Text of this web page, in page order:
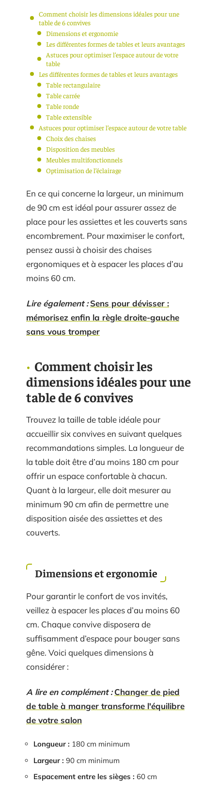
Comment choisir les dimensions idéales pour une
table de 6 convives
Dimensions et ergonomie
Les différentes formes de tables et leurs avantages
Astuces pour optimiser l’espace autour de votre
table
Les différentes formes de tables et leurs avantages
Table rectangulaire
Table carrée
Table ronde
Table extensible
Astuces pour optimiser l’espace autour de votre table
Choix des chaises
Disposition des meubles
Meubles multifonctionnels
Optimisation de l’éclairage
En ce qui concerne la largeur, un minimum
de 90 cm est idéal pour assurer assez de
place pour les assiettes et les couverts sans
encombrement. Pour maximiser le confort,
pensez aussi à choisir des chaises
ergonomiques et à espacer les places d’au
moins 60 cm.
Lire également : Sens pour dévisser :
mémorisez enfin la règle droite-gauche
sans vous tromper
Comment choisir les
dimensions idéales pour une
table de 6 convives
Trouvez la taille de table idéale pour
accueillir six convives en suivant quelques
recommandations simples. La longueur de
la table doit être d’au moins 180 cm pour
offrir un espace confortable à chacun.
Quant à la largeur, elle doit mesurer au
minimum 90 cm afin de permettre une
disposition aisée des assiettes et des
couverts.
Dimensions et ergonomie
Pour garantir le confort de vos invités,
veillez à espacer les places d’au moins 60
cm. Chaque convive disposera de
suffisamment d’espace pour bouger sans
gêne. Voici quelques dimensions à
considérer :
A lire en complément : Changer de pied
de table à manger transforme l'équilibre
de votre salon
Longueur : 180 cm minimum
Largeur : 90 cm minimum
Espacement entre les sièges : 60 cm